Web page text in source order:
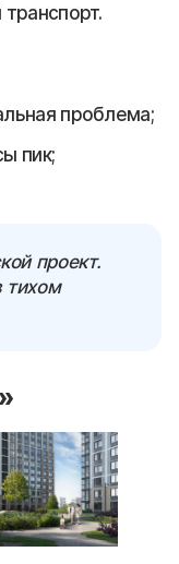
проблема;
пик;
проект.
тихом